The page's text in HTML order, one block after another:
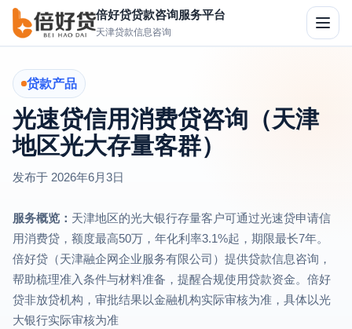
倍好贷贷款咨询服务平台
天津贷款信息咨询
切
换
贷款产品
光速贷信用消费贷咨询（天津
地区光大存量客群）
发布于 2026年6月3日
服务概览： 天津地区的光大银行存量客户可通过光速贷申请信
用消费贷，额度最高50万，年化利率3.1%起，期限最长7年。
倍好贷（天津融企网企业服务有限公司）提供贷款信息咨询，
帮助梳理准入条件与材料准备，提醒合规使用贷款资金。倍好
贷非放贷机构，审批结果以金融机构实际审核为准，具体以光
大银行实际审核为准